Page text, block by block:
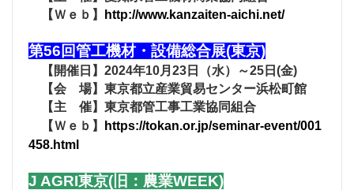
【Ｗｅｂ】
http://www.kanzaiten-aichi.net/
第56回管工機材・設備総合展(東京)
【開催日】 2024年10月23日（水）～25日(金)
【会 場】 東京都立産業貿易センター浜松町館
【主 催】 東京都管工事工業協同組合
【Ｗｅｂ】
https://tokan.or.jp/seminar-event/001
458.html
J AGRI東京(旧：農業WEEK)